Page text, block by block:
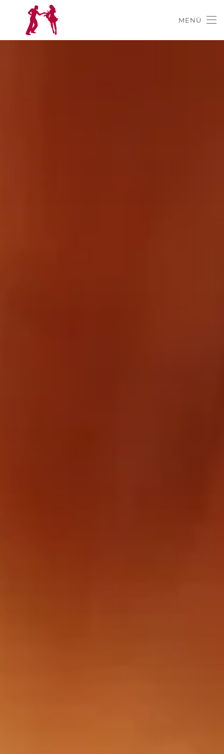
Skip to main content
MENÜ